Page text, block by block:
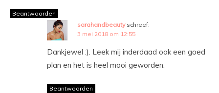
Beantwoorden
sarahandbeauty schreef:
3 mei 2018 om 12:55
Dankjewel :). Leek mij inderdaad ook een goed
plan en het is heel mooi geworden.
Beantwoorden